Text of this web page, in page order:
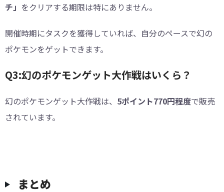
チ」 をクリアする期限は特にありません。
開催時期にタスクを獲得していれば、自分のペースで幻の
ポケモンをゲットできます。
Q3:幻のポケモンゲット大作戦はいくら？
幻のポケモンゲット大作戦は、 5ポイント770円程度で販売
されています。
まとめ